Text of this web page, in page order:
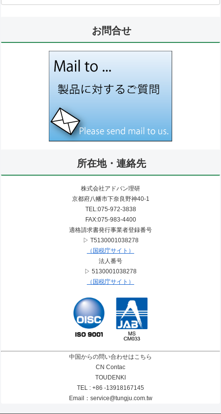
お問合せ
所在地・連絡先
株式会社アドバン理研
京都府八幡市下奈良野神40-1
TEL:075-972-3838
FAX:075-983-4400
適格請求書発行事業者登録番号
▷ T5130001038278
（国税庁サイト）
法人番号
▷ 5130001038278
（国税庁サイト）
中国からの問い合わせはこちら
CN Contac
TOUDENKI
TEL : +86 -13918167145
Email：service@tungju.com.tw